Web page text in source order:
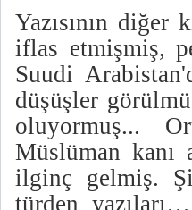
Yazısının diğer
iflas etmişmiş,
Suudi
düşüşler
oluyormuş...
Müslüman kanı
ilginç gelmiş.
türden